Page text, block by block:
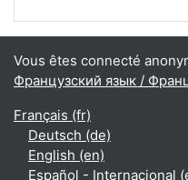
Vous êtes connecté
Французский язык /
Français ‎(fr)‎
Deutsch ‎(de)‎
English ‎(en)‎
Español - Internacional